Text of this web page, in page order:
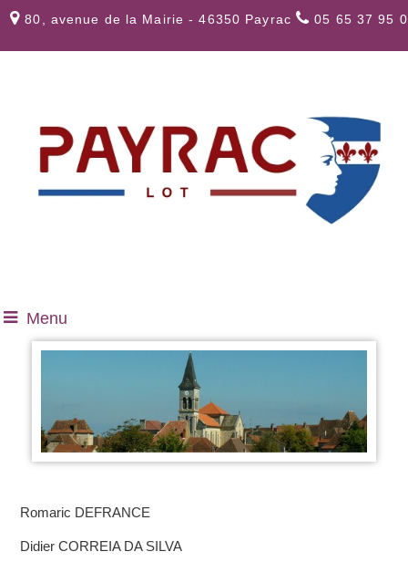
80, avenue de la Mairie - 46350 Payrac 05 65 37 95
Menu
Romaric DEFRANCE
Didier CORREIA DA SILVA